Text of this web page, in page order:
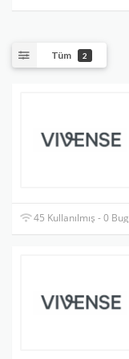
Tüm 2
45 Kullanılmış - 0